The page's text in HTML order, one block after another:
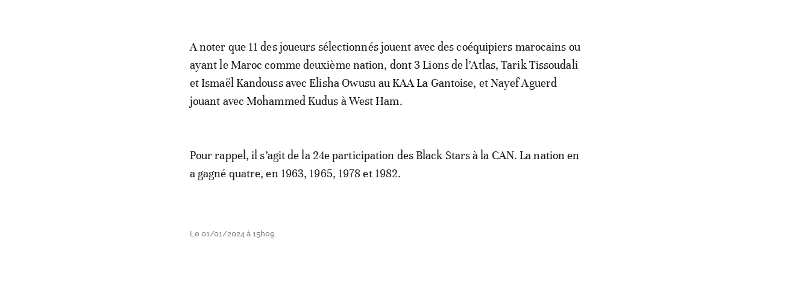
A noter que 11 des joueurs sélectionnés jouent avec des coéquipiers marocains ou
ayant le Maroc comme deuxième nation, dont 3 Lions de l’Atlas, Tarik Tissoudali
et Ismaël Kandouss avec Elisha Owusu au KAA La Gantoise, et Nayef Aguerd
jouant avec Mohammed Kudus à West Ham.
Pour rappel, il s’agit de la 24e participation des Black Stars à la CAN. La nation en
a gagné quatre, en 1963, 1965, 1978 et 1982.
Le 01/01/2024 à 15h09